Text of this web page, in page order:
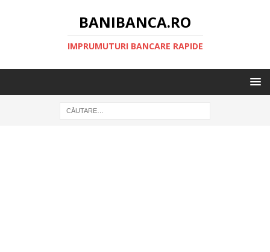
BANIBANCA.RO
IMPRUMUTURI BANCARE RAPIDE